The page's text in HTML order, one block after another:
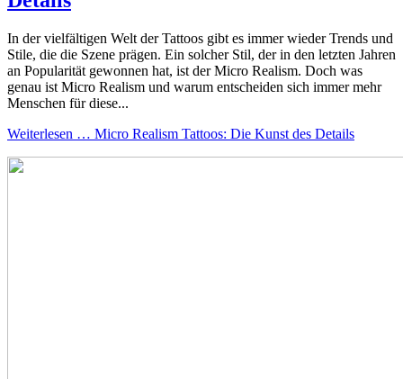
In der vielfältigen Welt der Tattoos gibt es immer wieder Trends und
Stile, die die Szene prägen. Ein solcher Stil, der in den letzten Jahren
an Popularität gewonnen hat, ist der Micro Realism. Doch was
genau ist Micro Realism und warum entscheiden sich immer mehr
Menschen für diese...
Weiterlesen … Micro Realism Tattoos: Die Kunst des Details